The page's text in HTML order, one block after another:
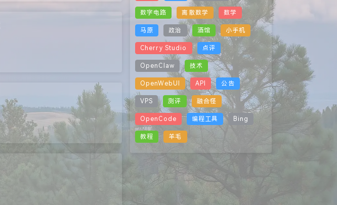
数字电路 离散数学 数学
马原 政治 酒馆 小手机
Cherry Studio 点评
OpenClaw 技术
OpenWebUI API 公告
VPS 测评 融合怪
OpenCode 编程工具 Bing
教程 羊毛